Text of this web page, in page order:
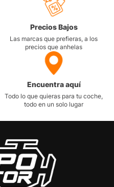
Precios Bajos
Las marcas que prefieras, a los
precios que anhelas
Encuentra aquí
Todo lo que quieras para tu coche,
todo en un solo lugar